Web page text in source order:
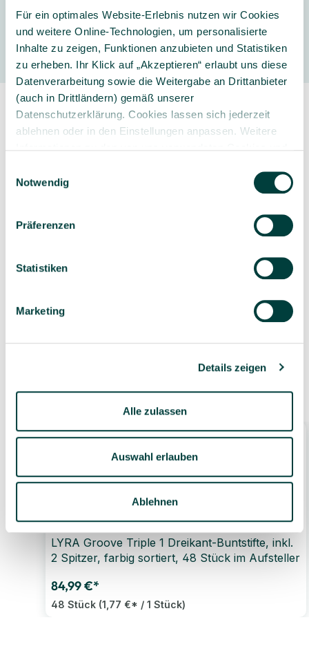
Für ein optimales Website-Erlebnis nutzen wir Cookies
und weitere Online-Technologien, um personalisierte
Inhalte zu zeigen, Funktionen anzubieten und Statistiken
zu erheben. Ihr Klick auf „Akzeptieren“ erlaubt uns diese
Datenverarbeitung sowie die Weitergabe an Drittanbieter
(auch in Drittländern) gemäß unserer
Datenschutzerklärung. Cookies lassen sich jederzeit
ablehnen oder in den Einstellungen anpassen. Weitere
schutz­erklärung
Notwendig
Präferenzen
Statistiken
Marketing
Details zeigen
Alle zulassen
Auswahl erlauben
Ablehnen
Hersteller
Sorgfältig ausgewähltes
Kompetente und
individuelle Beratung
1-3 Werktage Lieferzeit
bei Versand aus dem
eigenen Lager
Ähnliche Produkte
LYRA Groove Triple 1 Dreikant-Buntstifte, inkl.
2 Spitzer, farbig sortiert, 48 Stück im Aufsteller
84,99 €*
48 Stück (1,77 €* / 1 Stück)